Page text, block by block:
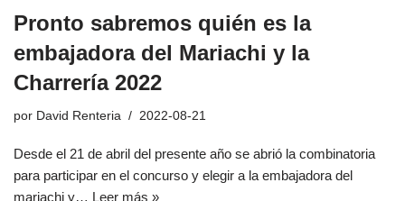
Pronto sabremos quién es la
embajadora del Mariachi y la
Charrería 2022
por David Renteria 2022-08-21
Desde el 21 de abril del presente año se abrió la combinatoria
para participar en el concurso y elegir a la embajadora del
mariachi y… Leer más »